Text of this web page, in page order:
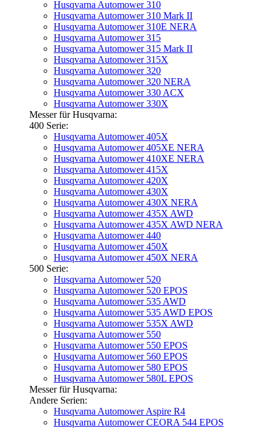
Husqvarna Automower 310
Husqvarna Automower 310 Mark II
Husqvarna Automower 310E NERA
Husqvarna Automower 315
Husqvarna Automower 315 Mark II
Husqvarna Automower 315X
Husqvarna Automower 320
Husqvarna Automower 320 NERA
Husqvarna Automower 330 ACX
Husqvarna Automower 330X
Messer für Husqvarna:
400 Serie:
Husqvarna Automower 405X
Husqvarna Automower 405XE NERA
Husqvarna Automower 410XE NERA
Husqvarna Automower 415X
Husqvarna Automower 420X
Husqvarna Automower 430X
Husqvarna Automower 430X NERA
Husqvarna Automower 435X AWD
Husqvarna Automower 435X AWD NERA
Husqvarna Automower 440
Husqvarna Automower 450X
Husqvarna Automower 450X NERA
500 Serie:
Husqvarna Automower 520
Husqvarna Automower 520 EPOS
Husqvarna Automower 535 AWD
Husqvarna Automower 535 AWD EPOS
Husqvarna Automower 535X AWD
Husqvarna Automower 550
Husqvarna Automower 550 EPOS
Husqvarna Automower 560 EPOS
Husqvarna Automower 580 EPOS
Husqvarna Automower 580L EPOS
Messer für Husqvarna:
Andere Serien:
Husqvarna Automower Aspire R4
Husqvarna Automower CEORA 544 EPOS